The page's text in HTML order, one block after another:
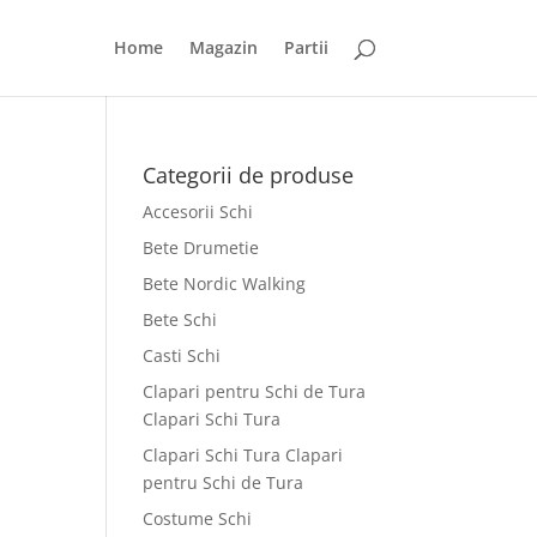
Home Magazin Partii
Categorii de produse
Accesorii Schi
Bete Drumetie
Bete Nordic Walking
Bete Schi
Casti Schi
Clapari pentru Schi de Tura
Clapari Schi Tura
Clapari Schi Tura Clapari
pentru Schi de Tura
Costume Schi